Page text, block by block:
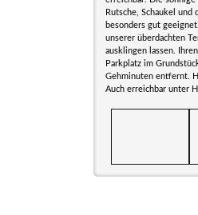
Rutsche, Schaukel
besonders gut
unserer überdachten
ausklingen lassen.
Parkplatz im
Gehminuten entfernt.
Auch erreichbar unter